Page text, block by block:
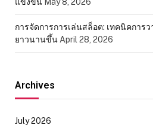
การจัดการการเล่นสล็อต: เทคนิคการ
ยาวนานขึ้น April 28, 2026
Archives
July 2026